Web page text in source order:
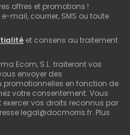
offres et promotions !
mail, courrier, SMS ou toute
et consens au traitement
Ecom, S.L. traiteront vos
envoyer des
en fonction de
votre consentement. Vous
exercer vos droits reconnus par
legal@docmorris.fr. Plus